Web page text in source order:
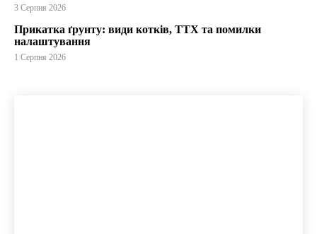
3 Серпня 2026
Прикатка ґрунту: види котків, ТТХ та помилки
налаштування
1 Серпня 2026